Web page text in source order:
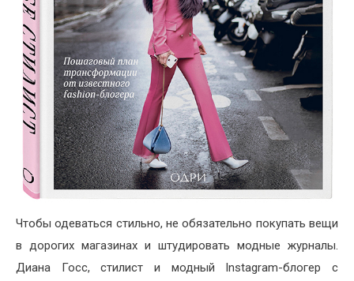
Чтобы одеваться стильно, не обязательно покупать вещи
в дорогих магазинах и штудировать модные журналы.
Диана Госс, стилист и модный Instagram-блогер с